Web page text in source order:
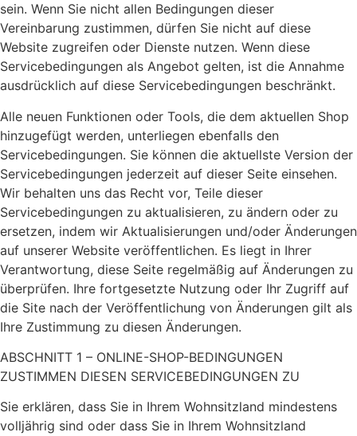
sein. Wenn Sie nicht allen Bedingungen dieser
Vereinbarung zustimmen, dürfen Sie nicht auf diese
Website zugreifen oder Dienste nutzen. Wenn diese
Servicebedingungen als Angebot gelten, ist die Annahme
ausdrücklich auf diese Servicebedingungen beschränkt.
Alle neuen Funktionen oder Tools, die dem aktuellen Shop
hinzugefügt werden, unterliegen ebenfalls den
Servicebedingungen. Sie können die aktuellste Version der
Servicebedingungen jederzeit auf dieser Seite einsehen.
Wir behalten uns das Recht vor, Teile dieser
Servicebedingungen zu aktualisieren, zu ändern oder zu
ersetzen, indem wir Aktualisierungen und/oder Änderungen
auf unserer Website veröffentlichen. Es liegt in Ihrer
Verantwortung, diese Seite regelmäßig auf Änderungen zu
überprüfen. Ihre fortgesetzte Nutzung oder Ihr Zugriff auf
die Site nach der Veröffentlichung von Änderungen gilt als
Ihre Zustimmung zu diesen Änderungen.
ABSCHNITT 1 – ONLINE-SHOP-BEDINGUNGEN
ZUSTIMMEN DIESEN SERVICEBEDINGUNGEN ZU
Sie erklären, dass Sie in Ihrem Wohnsitzland mindestens
volljährig sind oder dass Sie in Ihrem Wohnsitzland